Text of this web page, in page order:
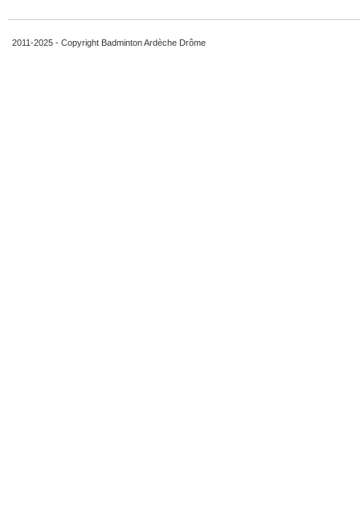
2011-2025 - Copyright Badminton Ardèche Drôme